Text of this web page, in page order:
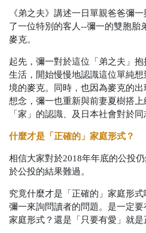
《弟之夫》講述一日單親爸爸彌
了一位特別的客人--彌一的雙胞胎
麥克。
起先，彌一對於這位「弟之夫」
生活，開始慢慢地認識這位單純
境的麥克。同時，也因為麥克的
想念，彌一也重新與前妻夏樹搭
「家」的認識、及日本社會對於同
什麼才是「正確的」家庭形式？
相信大家對於2018年年底的公投
於公投的結果難過。
究竟什麼才是「正確的」家庭形
彌一來詢問讀者的問題。是一定
家庭形式？還是「只要有愛」就是